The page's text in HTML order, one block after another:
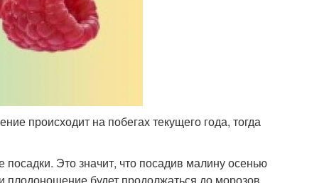
происходит на побегах текущего года, тогда
Это значит, что посадив малину осенью